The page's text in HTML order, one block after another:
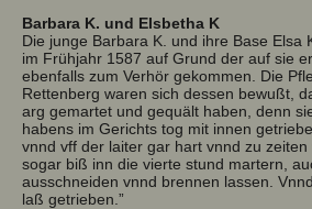
Barbara K. und Elsbetha K
Die junge Barbara K. und ihre Base Elsa
im Frühjahr 1587 auf Grund der auf sie
ebenfalls zum Verhör gekommen. Die
Rettenberg waren sich dessen bewußt,
arg gemartet und gequält haben, denn
habens im Gerichts tog mit innen
vnnd vff der laiter gar hart vnnd zu
sogar biß inn die vierte stund martern,
ausschneiden vnnd brennen lassen.
laß getrieben.”